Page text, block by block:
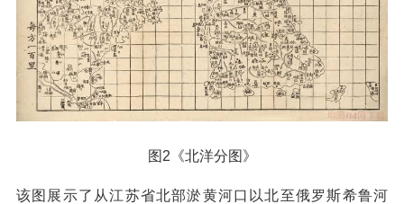
图2《北洋分图》
该图展示了从江苏省北部淤黄河口以北至俄罗斯希鲁河